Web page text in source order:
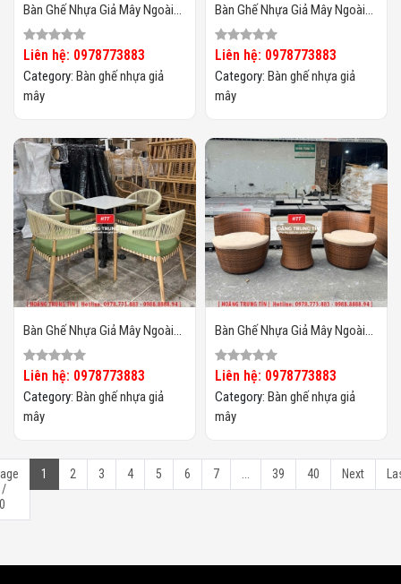
Bàn Ghế Nhựa Giả Mây Ngoài
Trời HTT131
Liên hệ: 0978773883
Category: Bàn ghế nhựa giả
mây
Bàn Ghế Nhựa Giả Mây Ngoài
Trời HTT130
Liên hệ: 0978773883
Category: Bàn ghế nhựa giả
mây
Bàn Ghế Nhựa Giả Mây Ngoài
Trời HTT129
Liên hệ: 0978773883
Category: Bàn ghế nhựa giả
mây
Bàn Ghế Nhựa Giả Mây Ngoài
Trời HTT128
Liên hệ: 0978773883
Category: Bàn ghế nhựa giả
mây
/
1 2 3 4 5 6 7 39 40 Next